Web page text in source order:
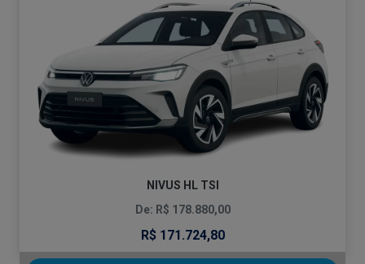
NIVUS HL TSI
De: R$ 178.880,00
R$ 171.724,80